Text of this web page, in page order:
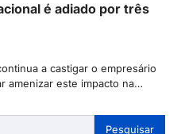
é adiado por três
a castigar o empresário
amenizar este impacto na…